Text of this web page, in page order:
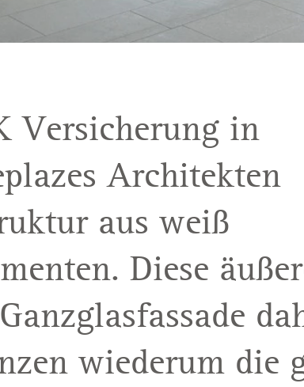
Versicherung in
Architekten
aus weiß
Diese
wiederum die